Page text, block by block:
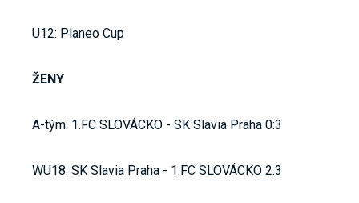
U12: Planeo Cup
ŽENY
A-tým: 1.FC SLOVÁCKO - SK Slavia Praha 0:3
WU18: SK Slavia Praha - 1.FC SLOVÁCKO 2:3